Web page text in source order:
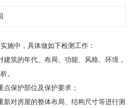
施中，具体做如下检测工作：
建筑的年代、布局、功能、风格、环境，
。
保护部位及保护要求；
新对房屋的整体布局、结构尺寸等进行测